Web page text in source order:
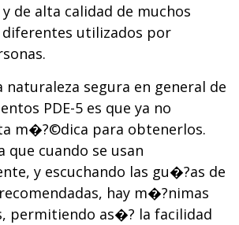
de alta calidad de muchos
utilizados por
naturaleza segura en general de
PDE-5 es que ya no
m�?©dica para obtenerlos.
que cuando se usan
y escuchando las gu�?­as de
hay m�?­nimas
permitiendo as�?­ la facilidad